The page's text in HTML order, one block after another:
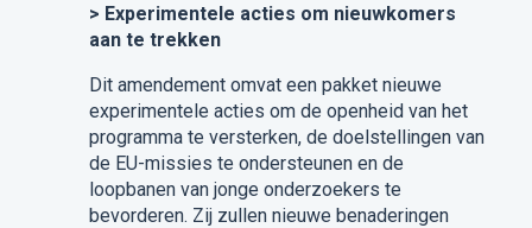
> Experimentele acties om nieuwkomers
aan te trekken
Dit amendement omvat een pakket nieuwe
experimentele acties om de openheid van het
programma te versterken, de doelstellingen van
de EU-missies te ondersteunen en de
loopbanen van jonge onderzoekers te
bevorderen. Zij zullen nieuwe benaderingen